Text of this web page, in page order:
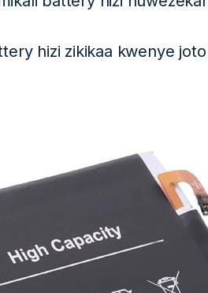
hizi zikikaa kwenye